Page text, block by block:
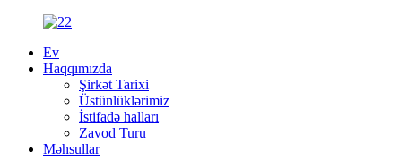
Ev
Haqqımızda
Şirkət Tarixi
Üstünlüklərimiz
İstifadə halları
Zavod Turu
Məhsullar